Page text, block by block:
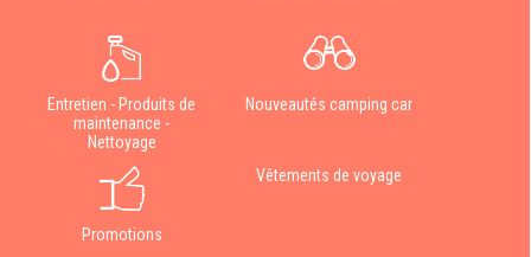
Entretien - Produits de
maintenance -
Nettoyage
Nouveautés camping car
Promotions
Vêtements de voyage